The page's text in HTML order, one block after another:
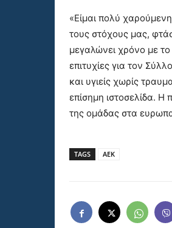
«Είμαι πολύ
τους στόχους μας,
μεγαλώνει χρόνο με
επιτυχίες για τον
και υγιείς χωρίς
επίσημη ιστοσελίδα. Η
της ομάδας στα
TAGS ΑΕΚ